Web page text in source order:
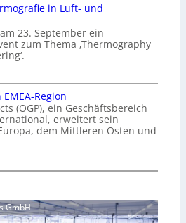
in Luft- und
23. September ein
zum Thema ‚Thermography
Region
(OGP), ein Geschäftsbereich
erweitert sein
dem Mittleren Osten und
GmbH